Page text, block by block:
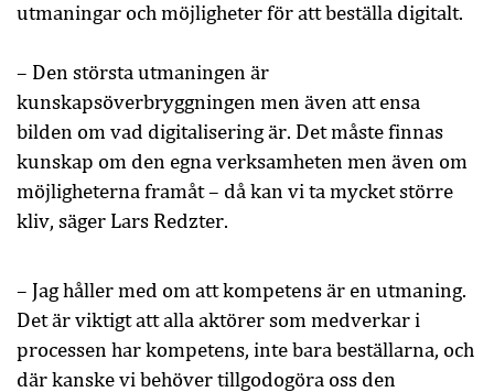
utmaningar och möjligheter för att beställa digitalt.
– Den största utmaningen är
kunskapsöverbryggningen men även att ensa
bilden om vad digitalisering är. Det måste finnas
kunskap om den egna verksamheten men även om
möjligheterna framåt – då kan vi ta mycket större
kliv, säger Lars Redzter.
– Jag håller med om att kompetens är en utmaning.
Det är viktigt att alla aktörer som medverkar i
processen har kompetens, inte bara beställarna, och
där kanske vi behöver tillgodogöra oss den